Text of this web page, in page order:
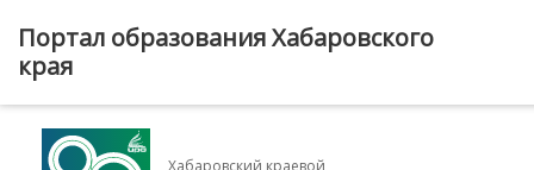
Портал образования Хабаровского
края
Хабаровский краевой